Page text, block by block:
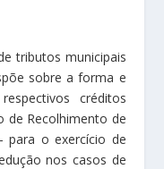
tributos municipais
sobre a forma e
créditos
de Recolhimento de
para o exercício de
nos casos de